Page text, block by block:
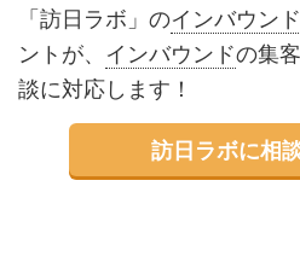
「訪日ラボ」のインバウンド
ントが、 インバウンドの集
談に対応します！
訪日ラボに相